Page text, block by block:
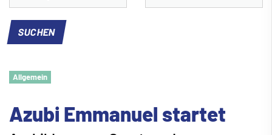
Allgemein
Azubi Emmanuel startet